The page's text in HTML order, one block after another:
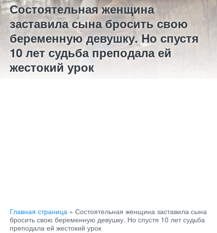
Состоятельная женщина
заставила сына бросить свою
беременную девушку. Но спустя
10 лет судьба преподала ей
жестокий урок
Главная страница » Состоятельная женщина заставила сына
бросить свою беременную девушку. Но спустя 10 лет судьба
преподала ей жестокий урок